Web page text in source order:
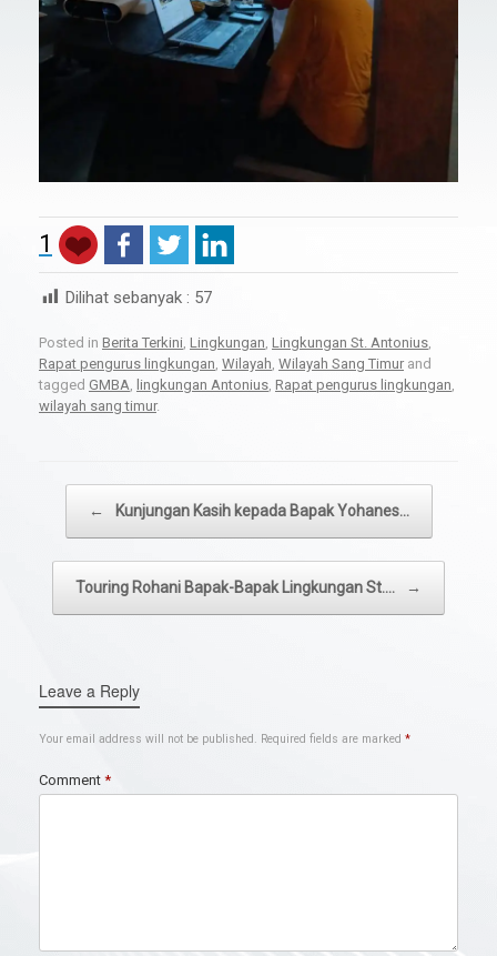
1
Dilihat sebanyak : 57
Posted in Berita Terkini, Lingkungan, Lingkungan St. Antonius,
Rapat pengurus lingkungan, Wilayah, Wilayah Sang Timur and
tagged GMBA, lingkungan Antonius, Rapat pengurus lingkungan,
wilayah sang timur.
← Kunjungan Kasih kepada Bapak Yohanes…
Touring Rohani Bapak-Bapak Lingkungan St.… →
Leave a Reply
Your email address will not be published. Required fields are marked *
Comment *